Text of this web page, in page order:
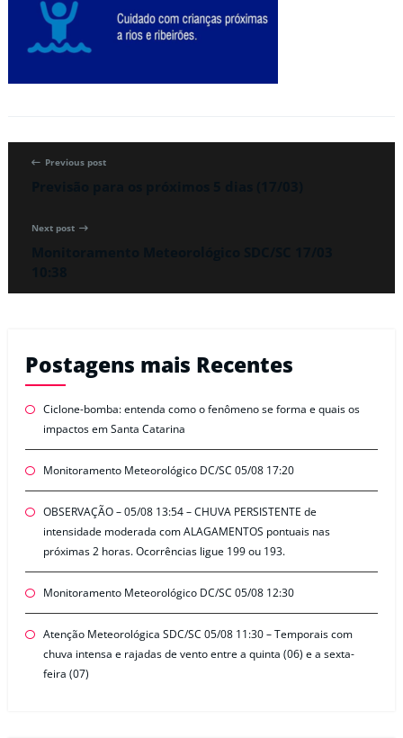
Previous post
Next post
Postagens mais Recentes
Ciclone-bomba: entenda como o fenômeno se forma e quais os
impactos em Santa Catarina
Monitoramento Meteorológico DC/SC 05/08 17:20
OBSERVAÇÃO – 05/08 13:54 – CHUVA PERSISTENTE de
intensidade moderada com ALAGAMENTOS pontuais nas
próximas 2 horas. Ocorrências ligue 199 ou 193.
Monitoramento Meteorológico DC/SC 05/08 12:30
Atenção Meteorológica SDC/SC 05/08 11:30 – Temporais com
chuva intensa e rajadas de vento entre a quinta (06) e a sexta-
feira (07)